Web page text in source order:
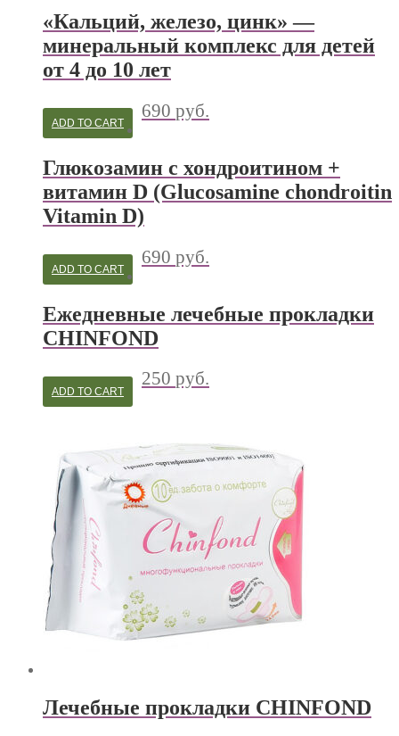
«Кальций, железо, цинк» —
минеральный комплекс для детей
от 4 до 10 лет
690 руб.
ADD TO CART
Глюкозамин с хондроитином +
витамин D (Glucosamine chondroitin
Vitamin D)
690 руб.
ADD TO CART
Ежедневные лечебные прокладки
CHINFOND
250 руб.
ADD TO CART
Лечебные прокладки CHINFOND